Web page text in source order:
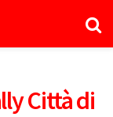
Città di